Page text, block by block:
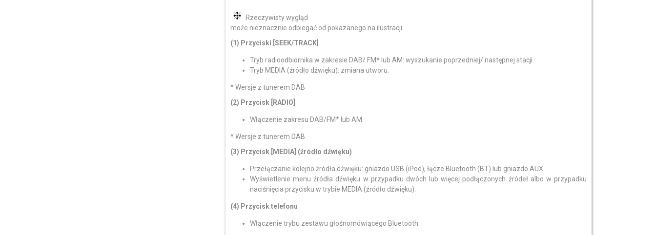
Rzeczywisty wygląd
może nieznacznie odbiegać od pokazanego na ilustracji.
(1) Przyciski [SEEK/TRACK]
Tryb radioodbiornika w zakresie DAB/ FM* lub AM: wyszukanie poprzedniej/ następnej stacji.
Tryb MEDIA (źródło dźwięku): zmiana utworu.
* Wersje z tunerem DAB
(2) Przycisk [RADIO]
Włączenie zakresu DAB/FM* lub AM.
* Wersje z tunerem DAB
(3) Przycisk [MEDIA] (źródło dźwięku)
Przełączanie kolejno źródła dźwięku: gniazdo USB (iPod), łącze Bluetooth (BT) lub gniazdo AUX.
Wyświetlenie menu źródła dźwięku w przypadku dwóch lub więcej podłączonych źródeł albo w przypadku
naciśnięcia przycisku w trybie MEDIA (źródło dźwięku).
(4) Przycisk telefonu
Włączenie trybu zestawu głośnomówiącego Bluetooth.